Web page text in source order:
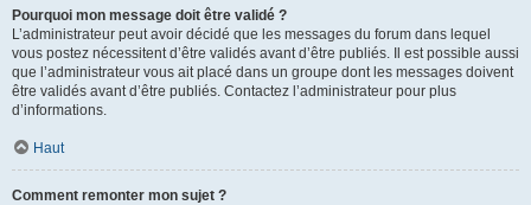
Pourquoi mon message doit être validé ?
L’administrateur peut avoir décidé que les messages du forum dans lequel
vous postez nécessitent d’être validés avant d’être publiés. Il est possible aussi
que l’administrateur vous ait placé dans un groupe dont les messages doivent
être validés avant d’être publiés. Contactez l’administrateur pour plus
d’informations.
Haut
Comment remonter mon sujet ?